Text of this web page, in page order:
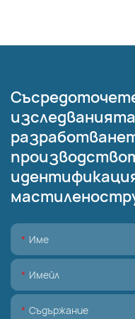
Име
Имейл
Съдържание